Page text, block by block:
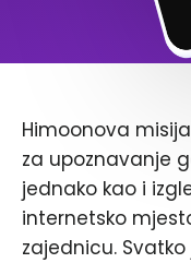
Himoonova
za upoznavanje
jednako kao i
internetsko
zajednicu.